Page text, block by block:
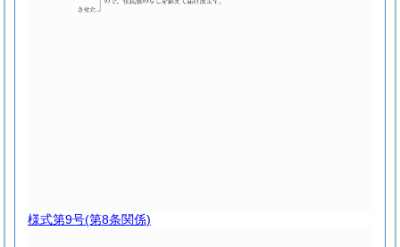
様式第9号(第8条関係)